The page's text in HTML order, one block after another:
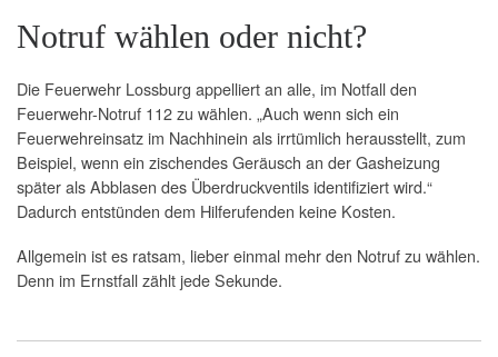
Notruf wählen oder nicht?
Die Feuerwehr Lossburg appelliert an alle, im Notfall den
Feuerwehr-Notruf 112 zu wählen. „Auch wenn sich ein
Feuerwehreinsatz im Nachhinein als irrtümlich herausstellt, zum
Beispiel, wenn ein zischendes Geräusch an der Gasheizung
später als Abblasen des Überdruckventils identifiziert wird.“
Dadurch entstünden dem Hilferufenden keine Kosten.
Allgemein ist es ratsam, lieber einmal mehr den Notruf zu wählen.
Denn im Ernstfall zählt jede Sekunde.